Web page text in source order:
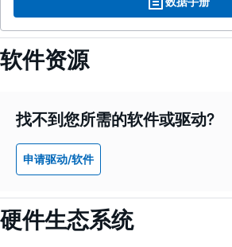
软件资源
找不到您所需的软件或驱动?
申请驱动/软件
硬件生态系统